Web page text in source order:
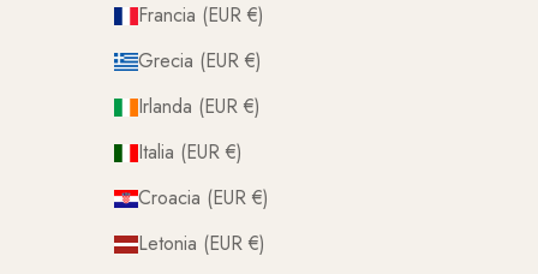
Francia (EUR €)
Grecia (EUR €)
Irlanda (EUR €)
Italia (EUR €)
Croacia (EUR €)
Letonia (EUR €)